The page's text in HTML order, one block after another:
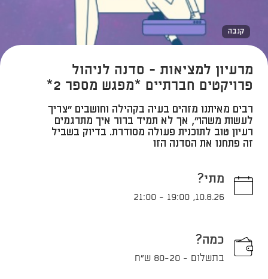
קנבה
מרעיון למציאות - סדנה לניהול
פרויקטים חברתיים *מפגש מספר 2*
רבים מאיתנו מזהים בעיה בקהילה וחושבים "צריך
לעשות משהו", אך לא תמיד ברור איך מתרגמים
רעיון טוב לתוכנית פעולה מסודרת. בדיוק בשביל
זה פתחנו את הסדנה הזו
מתי?
10.8.26
,
19:00
-
21:00
כמה?
בתשלום - 80-20 ש"ח